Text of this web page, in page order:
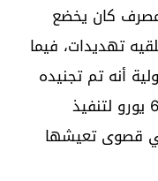
كان يخضع
تهديدات، فيما
أنه تم تجنيده
عبر تطبيق “سناب شات” مقابل 600 يورو لتنفيذ
قصوى تعيشها